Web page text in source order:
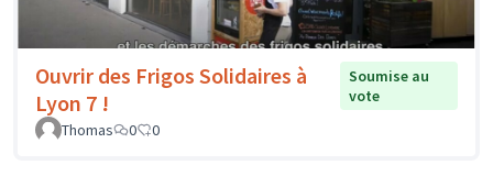
Ouvrir des Frigos Solidaires à
Lyon 7 !
Soumise au
vote
Thomas
0 0